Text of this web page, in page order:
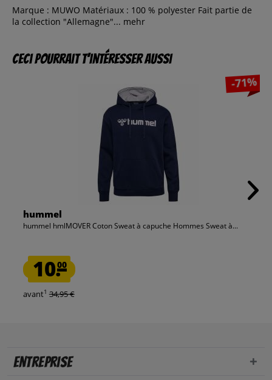
Marque : MUWO Matériaux : 100 % polyester Fait partie de
la collection "Allemagne"... mehr
Ceci pourrait t’intéresser aussi
-71%
hummel
hummel hmlMOVER Coton Sweat à capuche Hommes Sweat à...
10.00
avant1 34,95 €
Entreprise